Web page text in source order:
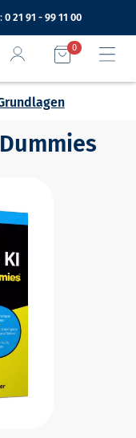
0 21 91 - 99 11 00
0